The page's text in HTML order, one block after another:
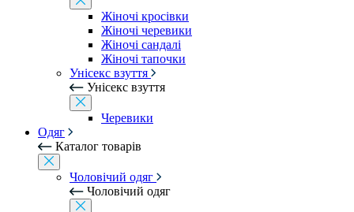
Жіночі кросівки
Жіночі черевики
Жіночі сандалі
Жіночі тапочки
Унісекс взуття
Унісекс взуття
Черевики
Одяг
Каталог товарів
Чоловічий одяг
Чоловічий одяг